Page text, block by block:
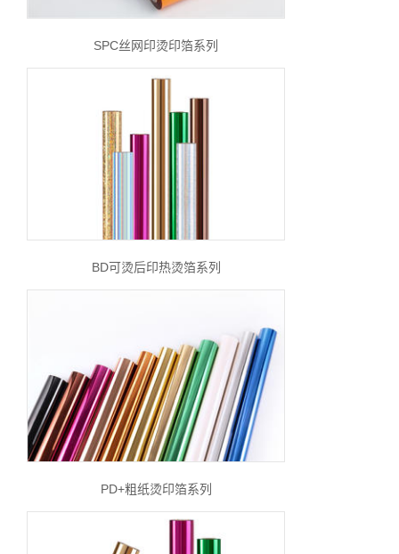
SPC丝网印烫印箔系列
BD可烫后印热烫箔系列
PD+粗纸烫印箔系列